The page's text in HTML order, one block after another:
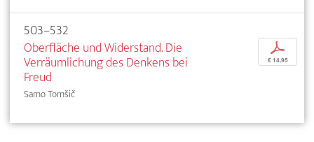
503–532
Oberfläche und Widerstand. Die
Verräumlichung des Denkens bei
Freud
Samo Tomšič
p
€ 14,95